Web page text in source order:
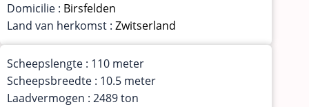
Domicilie : Birsfelden
Land van herkomst : Zwitserland
Scheepslengte : 110 meter
Scheepsbreedte : 10.5 meter
Laadvermogen : 2489 ton